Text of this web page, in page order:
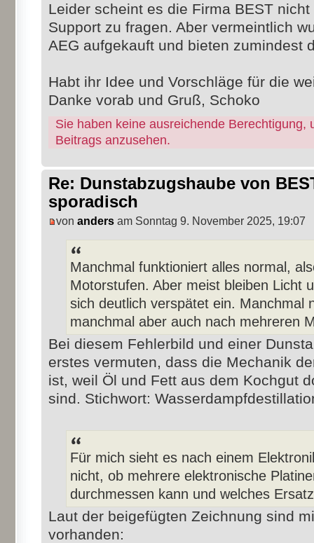
Leider scheint es die Firma BEST
Support zu fragen. Aber vermeintlich
AEG aufgekauft und bieten zumindest
Habt ihr Idee und Vorschläge für die
Danke vorab und Gruß, Schoko
Sie haben keine ausreichende Berechtigung,
Beitrags anzusehen.
Re: Dunstabzugshaube von
sporadisch
von anders am Sonntag 9. November 2025, 19:07
Manchmal funktioniert alles normal,
Motorstufen. Aber meist bleiben Licht
sich deutlich verspätet ein. Manchmal
manchmal aber auch nach mehreren
Bei diesem Fehlerbild und einer
erstes vermuten, dass die Mechanik
ist, weil Öl und Fett aus dem Kochgut
sind. Stichwort:
Für mich sieht es nach einem
nicht, ob mehrere elektronische
durchmessen kann und welches
Laut der beigefügten Zeichnung sind
vorhanden: